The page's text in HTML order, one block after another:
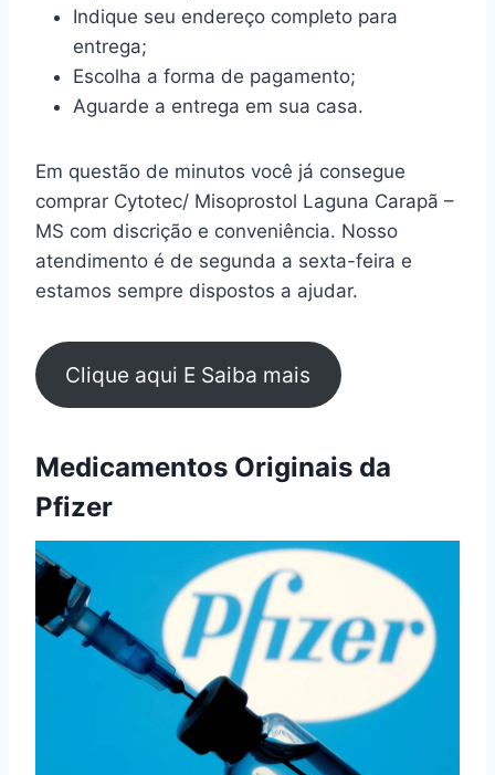
Indique seu endereço completo para
entrega;
Escolha a forma de pagamento;
Aguarde a entrega em sua casa.
Em questão de minutos você já consegue
comprar Cytotec/ Misoprostol Laguna Carapã –
MS com discrição e conveniência. Nosso
atendimento é de segunda a sexta-feira e
estamos sempre dispostos a ajudar.
Clique aqui E Saiba mais
Medicamentos Originais da
Pfizer